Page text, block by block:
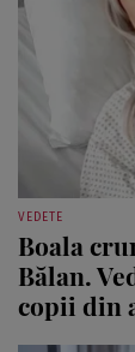
VEDETE
Boala
Bălan.
copii din